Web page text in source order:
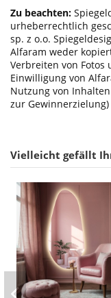
Zu beachten:
urheberrechtlich
sp. z o.o.
Alfaram weder
Verbreiten von
Einwilligung von
Nutzung von
zur
Vielleicht gefällt